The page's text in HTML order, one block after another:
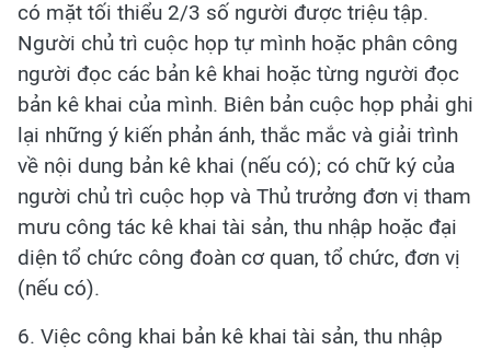
có mặt tối thiểu 2/3 số người được triệu tập.
Người chủ trì cuộc họp tự mình hoặc phân công
người đọc các bản kê khai hoặc từng người đọc
bản kê khai của mình. Biên bản cuộc họp phải ghi
lại những ý kiến phản ánh, thắc mắc và giải trình
về nội dung bản kê khai (nếu có); có chữ ký của
người chủ trì cuộc họp và Thủ trưởng đơn vị tham
mưu công tác kê khai tài sản, thu nhập hoặc đại
diện tổ chức công đoàn cơ quan, tổ chức, đơn vị
(nếu có).
6. Việc công khai bản kê khai tài sản, thu nhập